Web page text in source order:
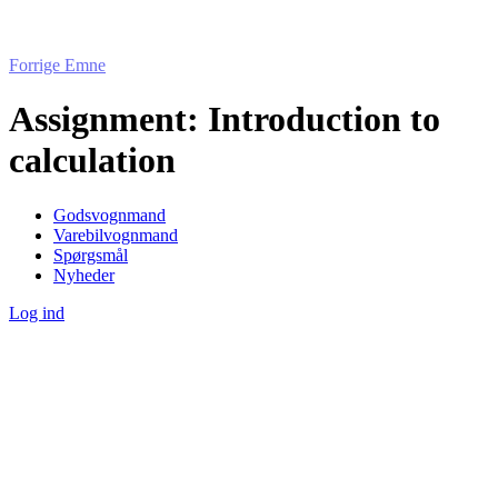
Forrige Emne
Assignment: Introduction to
calculation
Godsvognmand
Varebilvognmand
Spørgsmål
Nyheder
Log ind